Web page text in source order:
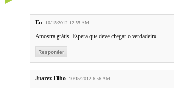
Eu 10/15/2012 12:55 AM
Amostra grátis. Espera que deve chegar o verdadeiro.
Responder
Juarez Filho 10/15/2012 6:56 AM